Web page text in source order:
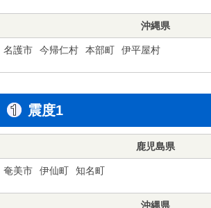
沖縄県
名護市 今帰仁村 本部町 伊平屋村
震度1
鹿児島県
奄美市 伊仙町 知名町
沖縄県